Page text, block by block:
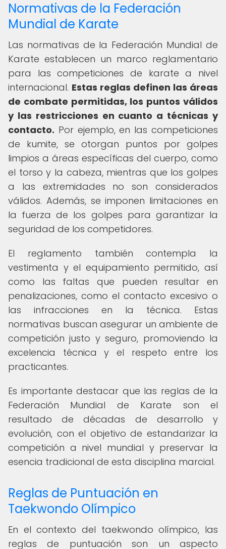
Normativas de la Federación
Mundial de Karate
Las normativas de la Federación Mundial de
Karate establecen un marco reglamentario
para las competiciones de karate a nivel
internacional. Estas reglas definen las áreas
de combate permitidas, los puntos válidos
y las restricciones en cuanto a técnicas y
contacto. Por ejemplo, en las competiciones
de kumite, se otorgan puntos por golpes
limpios a áreas específicas del cuerpo, como
el torso y la cabeza, mientras que los golpes
a las extremidades no son considerados
válidos. Además, se imponen limitaciones en
la fuerza de los golpes para garantizar la
seguridad de los competidores.
El reglamento también contempla la
vestimenta y el equipamiento permitido, así
como las faltas que pueden resultar en
penalizaciones, como el contacto excesivo o
las infracciones en la técnica. Estas
normativas buscan asegurar un ambiente de
competición justo y seguro, promoviendo la
excelencia técnica y el respeto entre los
practicantes.
Es importante destacar que las reglas de la
Federación Mundial de Karate son el
resultado de décadas de desarrollo y
evolución, con el objetivo de estandarizar la
competición a nivel mundial y preservar la
esencia tradicional de esta disciplina marcial.
Reglas de Puntuación en
Taekwondo Olímpico
En el contexto del taekwondo olímpico, las
reglas de puntuación son un aspecto